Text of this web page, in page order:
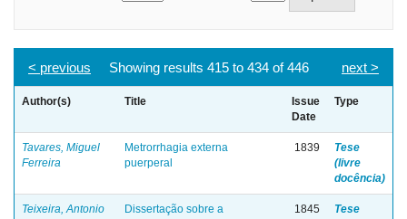
Showing results 415 to 434 of 446
< previous next >
Author(s) Title
Issue
Date
Type
Tavares, Miguel
Ferreira
Metrorrhagia externa
puerperal
1839
Tese
(livre
docência)
Teixeira, Antonio
Dissertação sobre a
1845
Tese